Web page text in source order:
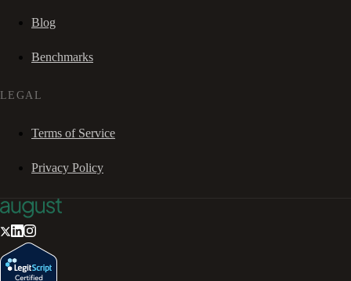
Blog
Benchmarks
LEGAL
Terms of Service
Privacy Policy